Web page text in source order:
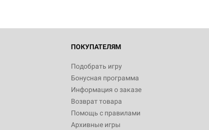
ПОКУПАТЕЛЯМ
Подобрать игру
Бонусная программа
Информация о заказе
Возврат товара
Помощь с правилами
Архивные игры